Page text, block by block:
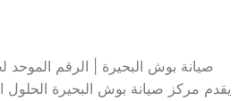
صيانة بوش البحيرة | الرقم الموحد
يقدم مركز صيانة بوش البحيرة الحلول